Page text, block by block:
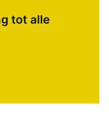
tot alle